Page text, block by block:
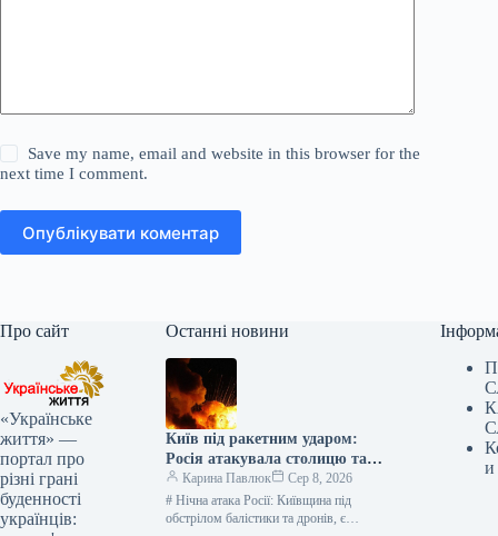
Save my name, email and website in this browser for the
next time I comment.
Опублікувати коментар
Про сайт
«Українське
життя» —
портал про
різні грані
буденності
українців:
Останні новини
Київ під ракетним ударом:
Росія атакувала столицю та
область, є жертви —
найсвіжіші подробиці
Карина Павлюк
Сер 8, 2026
# Нічна атака Росії: Київщина під
обстрілом балістики та дронів, є
и